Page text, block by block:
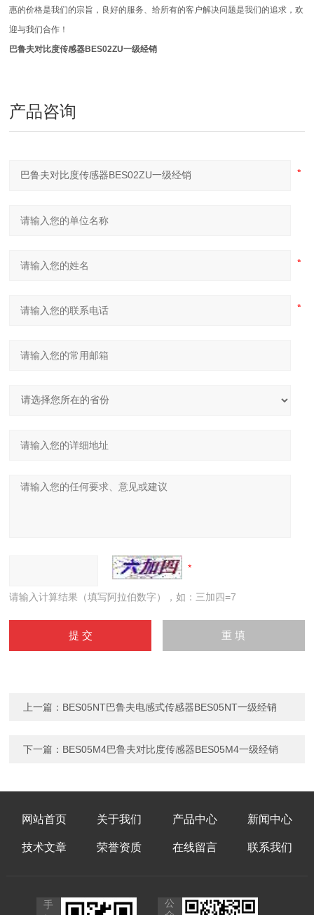
惠的价格是我们的宗旨，良好的服务、给所有的客户解决问题是我们的追求，欢
迎与我们合作！
巴鲁夫对比度传感器BES02ZU一级经销
产品咨询
请输入计算结果（填写阿拉伯数字），如：三加四=7
上一篇： BES05NT巴鲁夫电感式传感器BES05NT一级经销
下一篇： BES05M4巴鲁夫对比度传感器BES05M4一级经销
网站首页 关于我们 产品中心 新闻中心
技术文章 荣誉资质 在线留言 联系我们
手
公